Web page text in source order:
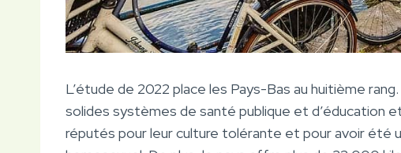
L’étude de 2022 place les Pays-Bas au huitième
solides systèmes de santé publique et d’éducation
réputés pour leur culture tolérante et pour avoir été